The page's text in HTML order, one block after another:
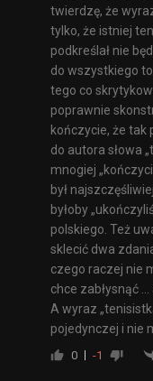
twierdzę, że
tylko, że istniej
podkreślał nie
do wszystkiego
tego co
poprawnie
kończycie, że tak
do autora słowa
mnogiej
był
byłoby
polskiego. Też
sklecić dwa
czego raczej nie
chce zabłysnąć
A wyraz
pojedynczej i nie
0 -1